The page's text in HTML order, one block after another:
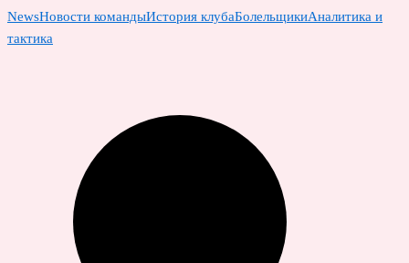
NewsНовости командыИстория клубаБолельщикиАналитика и
тактика